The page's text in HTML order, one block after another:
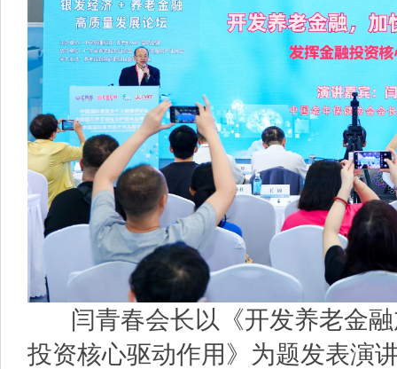
闫青春会长以《开发养老金融
投资核心驱动作用》为题发表演